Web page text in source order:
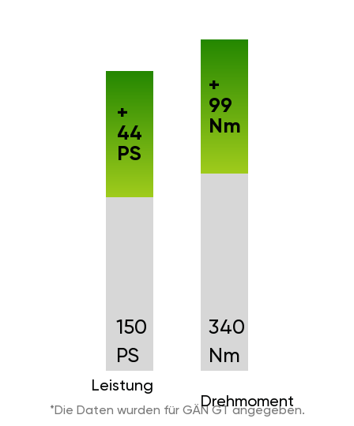
150
PS
Leistung
+
44
PS
340
Nm
Drehmoment
+
99
Nm
*Die Daten wurden für GÄN GT angegeben.